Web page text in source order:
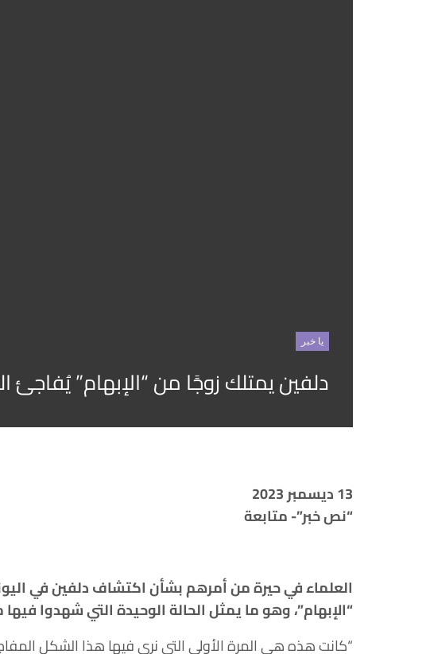
يا خبر
دلفين يمتلك زوجًا من “الإبهام” يُفاجئ
13 ديسمبر 2023
“نص خبر”- متابعة
العلماء في حيرة من أمرهم بشأن اكتشاف دلفين في
“الإبهام”، وهو ما يمثل الحالة الوحيدة التي شهدوا